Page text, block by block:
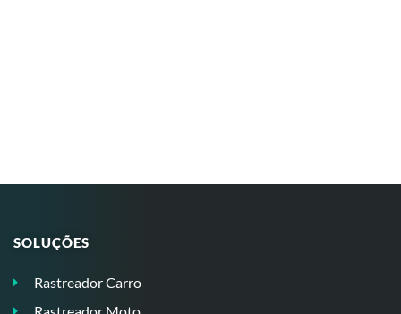
SOLUÇÕES
Rastreador Carro